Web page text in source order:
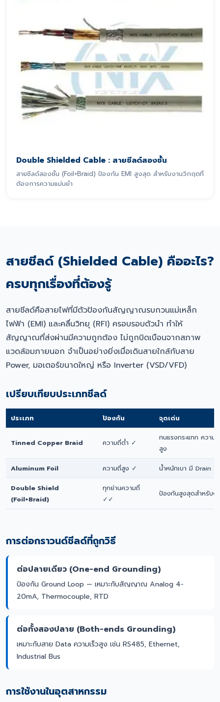
Double Shielded Cable : สายชีลด์สองชั้น
สายชีลด์สองชั้น (Foil+Braid) ป้องกัน EMI สูงสุด สำหรับงานวิกฤตที่
ต้องการความแม่นยำ
สายชีลด์ (Shielded Cable) คืออะไร?
ครบทุกเรื่องที่ต้องรู้
สายชีลด์คือสายไฟที่มีตัวป้องกันสัญญาณรบกวนแม่เหล็ก
ไฟฟ้า (EMI) และคลื่นวิทยุ (RFI) ครอบรอบตัวนำ ทำให้
สัญญาณที่ส่งผ่านมีความถูกต้อง ไม่ถูกบิดเบือนจากสภาพ
แวดล้อมภายนอก จำเป็นอย่างยิ่งเมื่อเดินสายใกล้กับสาย
Power, มอเตอร์ขนาดใหญ่ หรือ Inverter (VSD/VFD)
เปรียบเทียบประเภทชีลด์
ประเภท ป้องกัน จุดเด่น
Tinned Copper Braid ความถี่ต่ำ ✓
ทนแรงกระแทก ความ
สูง
Aluminum Foil ความถี่สูง ✓ น้ำหนักเบา มี Drain
Double Shield
(Foil+Braid)
ทุกย่านความถี่
✓✓
ป้องกันสูงสุดสำหรับง
การต่อกราวนด์ชีลด์ที่ถูกวิธี
ต่อปลายเดียว (One-end Grounding)
ป้องกัน Ground Loop — เหมาะกับสัญญาณ Analog 4-
20mA, Thermocouple, RTD
ต่อทั้งสองปลาย (Both-ends Grounding)
เหมาะกับสาย Data ความเร็วสูง เช่น RS485, Ethernet,
Industrial Bus
การใช้งานในอุตสาหกรรม